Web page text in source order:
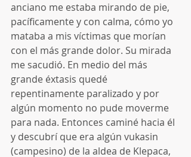
anciano me estaba mirando de pie,
pacíficamente y con calma, cómo yo
mataba a mis víctimas que morían
con el más grande dolor. Su mirada
me sacudió. En medio del más
grande éxtasis quedé
repentinamente paralizado y por
algún momento no pude moverme
para nada. Entonces caminé hacia él
y descubrí que era algún vukasin
(campesino) de la aldea de Klepaca,